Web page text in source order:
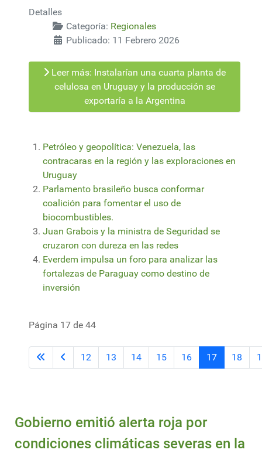
Detalles
Categoría: Regionales
Publicado: 11 Febrero 2026
Leer más: Instalarían una cuarta planta de
celulosa en Uruguay y la producción se
exportaría a la Argentina
Petróleo y geopolítica: Venezuela, las
contracaras en la región y las exploraciones en
Uruguay
Parlamento brasileño busca conformar
coalición para fomentar el uso de
biocombustibles.
Juan Grabois y la ministra de Seguridad se
cruzaron con dureza en las redes
Everdem impulsa un foro para analizar las
fortalezas de Paraguay como destino de
inversión
Página 17 de 44
12 13 14 15 16 17 18
Gobierno emitió alerta roja por
condiciones climáticas severas en la